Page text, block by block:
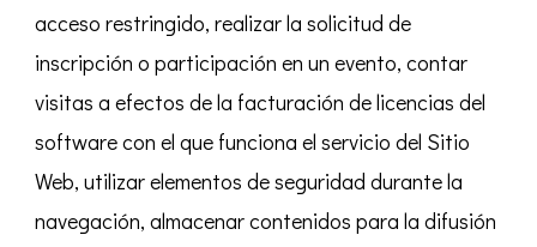
acceso restringido, realizar la solicitud de
inscripción o participación en un evento, contar
visitas a efectos de la facturación de licencias del
software con el que funciona el servicio del Sitio
Web, utilizar elementos de seguridad durante la
navegación, almacenar contenidos para la difusión